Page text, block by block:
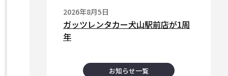
2026年8月5日
ガッツレンタカー犬山駅前店が1周
年
お知らせ一覧